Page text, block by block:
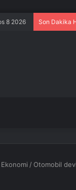
8 2026 Son Dakika
Ekonomi / Otomobil